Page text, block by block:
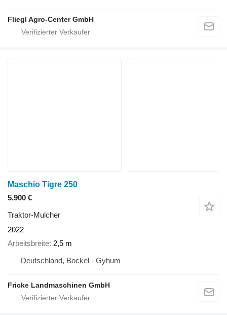
Fliegl Agro-Center GmbH
Maschio Tigre 250
5.900 €
Traktor-Mulcher
2022
Arbeitsbreite 2,5 m
Deutschland, Bockel - Gyhum
Fricke Landmaschinen GmbH